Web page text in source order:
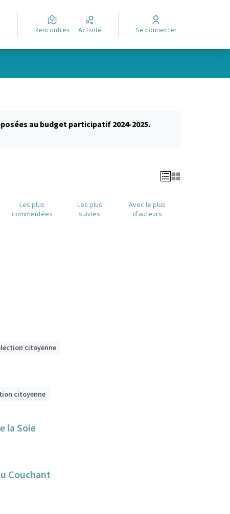
Rencontres Activité Se connecter
au budget participatif 2024-2025.
Les plus
commentées
Les plus
suivies
Avec le plus
d'auteurs
citoyenne
citoyenne
la Soie
Couchant